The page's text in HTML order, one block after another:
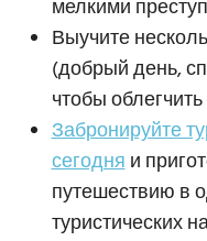
мелкими
Выучите
(добрый день,
чтобы
Забронируйте
сегодняи
путешествию в
туристических